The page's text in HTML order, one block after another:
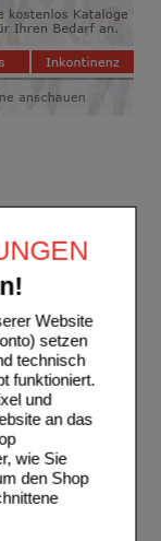
Website
setzen
technisch
funktioniert.
und
an das
wie Sie
den Shop